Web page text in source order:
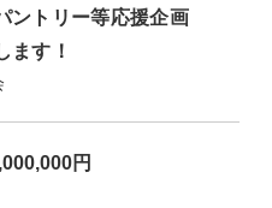
ントリー等応援企画
ます！
円